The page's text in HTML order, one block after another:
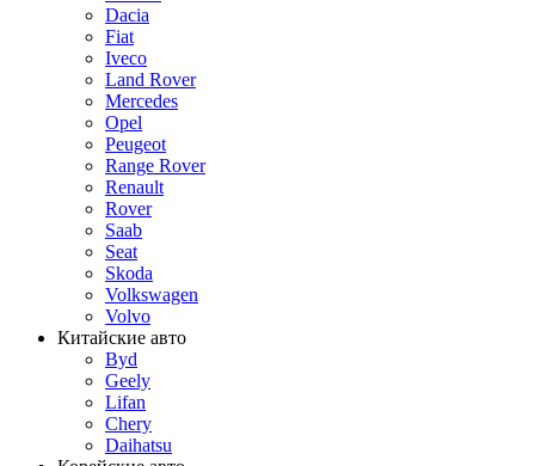
Dacia
Fiat
Iveco
Land Rover
Mercedes
Opel
Peugeot
Range Rover
Renault
Rover
Saab
Seat
Skoda
Volkswagen
Volvo
Китайские авто
Byd
Geely
Lifan
Chery
Daihatsu